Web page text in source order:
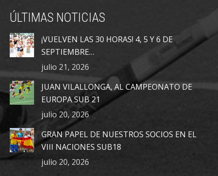
opens
in
new
window
opens
in
new
window
opens
new
window
ÚLTIMAS NOTICIAS
¡VUELVEN LAS 30 HORAS! 4, 5 Y 6 DE
SEPTIEMBRE…
julio 21, 2026
JUAN VILALLONGA, AL CAMPEONATO DE
EUROPA SUB 21
julio 20, 2026
GRAN PAPEL DE NUESTROS SOCIOS EN EL
VIII NACIONES SUB18
julio 20, 2026